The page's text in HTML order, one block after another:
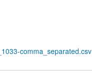
comma_separated.csv